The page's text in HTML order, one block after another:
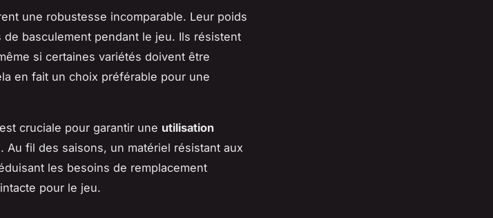
une robustesse incomparable. Leur poids
basculement pendant le jeu. Ils résistent
si certaines variétés doivent être
en fait un choix préférable pour une
cruciale pour garantir une utilisation
Au fil des saisons, un matériel résistant aux
les besoins de remplacement
pour le jeu.